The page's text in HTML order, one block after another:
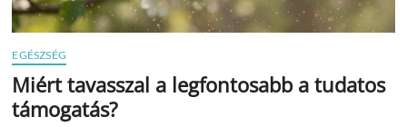
EGÉSZSÉG
Miért tavasszal a legfontosabb a tudatos
támogatás?